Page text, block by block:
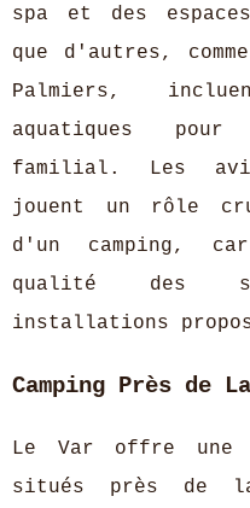
spa et des
que d'autres,
Palmiers,
aquatiques
familial. Les
jouent un rôle
d'un camping,
qualité des
installations
Camping Près de
Le Var offre une
situés près de